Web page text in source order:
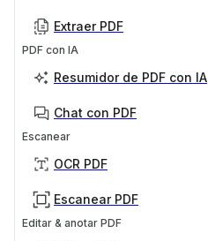
Extraer PDF
PDF con IA
Resumidor de PDF con IA
Chat con PDF
Escanear
OCR PDF
Escanear PDF
Editar & anotar PDF